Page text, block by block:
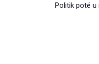
Politik poté u